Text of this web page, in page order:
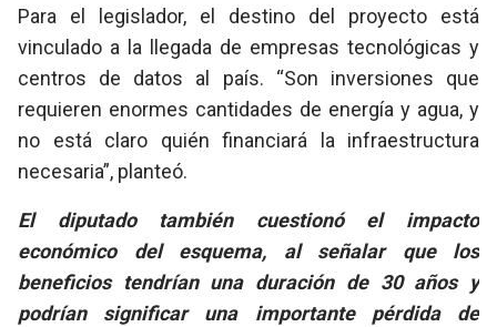
Para el legislador, el destino del proyecto está
vinculado a la llegada de empresas tecnológicas y
centros de datos al país. “Son inversiones que
requieren enormes cantidades de energía y agua, y
no está claro quién financiará la infraestructura
necesaria”, planteó.
El diputado también cuestionó el impacto
económico del esquema, al señalar que los
beneficios tendrían una duración de 30 años y
podrían significar una importante pérdida de